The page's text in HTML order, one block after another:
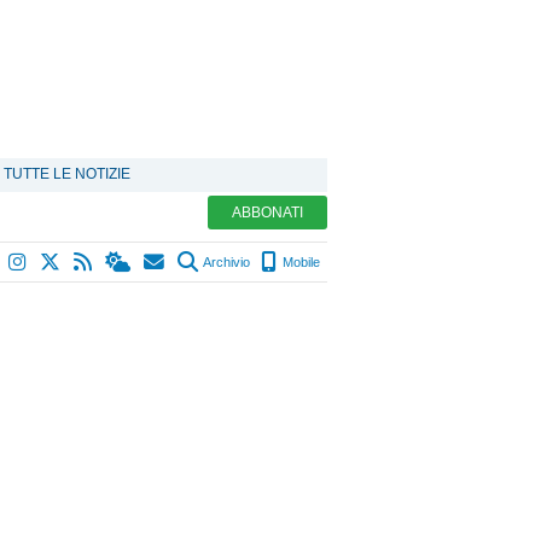
TUTTE LE NOTIZIE
ABBONATI
Archivio Mobile